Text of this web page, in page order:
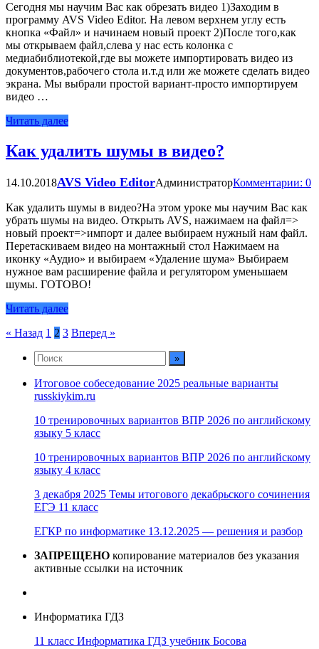
Сегодня мы научим Вас как обрезать видео 1)Заходим в
программу AVS Video Editor. На левом верхнем углу есть
кнопка «Файл» и начинаем новый проект 2)Поcле того,как
мы открываем файл,слева у нас есть колонка с
медиабиблиотекой,где вы можете импортировать видео из
документов,рабочего стола и.т.д или же можете сделать видео
экрана. Мы выбрали простой вариант-просто импортируем
видео …
Читать далее
Как удалить шумы в видео?
14.10.2018AVS Video EditorАдминистраторКомментарии: 0
Как удалить шумы в видео?На этом уроке мы научим Вас как
убрать шумы на видео. Открыть AVS, нажимаем на файл=>
новый проект=>импорт и далее выбираем нужный нам файл.
Перетаскиваем видео на монтажный стол Нажимаем на
иконку «Аудио» и выбираем «Удаление шума» Выбираем
нужное вам расширение файла и регулятором уменьшаем
шумы. ГОТОВО!
Читать далее
Пагинация
записей
« Назад 1 2 3 Вперед »
Итоговое собеседование 2025 реальные варианты
russkiykim.ru
10 тренировочных вариантов ВПР 2026 по английскому
языку 5 класс
10 тренировочных вариантов ВПР 2026 по английскому
языку 4 класс
3 декабря 2025 Темы итогового декабрьского сочинения
ЕГЭ 11 класс
ЕГКР по информатике 13.12.2025 — решения и разбор
ЗАПРЕЩЕНО копирование материалов без указания
активные ссылки на источник
Информатика ГДЗ
11 класс Информатика ГДЗ учебник Босова